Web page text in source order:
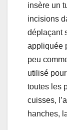
insère un
incisions
déplaçant
appliquée
peu
utilisé
toutes les
cuisses,
hanches,